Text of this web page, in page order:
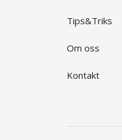
Tips&Triks
Om oss
Kontakt